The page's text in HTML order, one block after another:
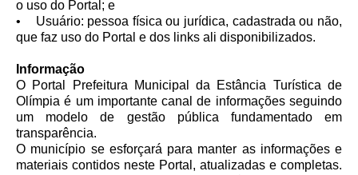
o uso do Portal; e
• Usuário: pessoa física ou jurídica, cadastrada ou não,
que faz uso do Portal e dos links ali disponibilizados.
Informação
O Portal Prefeitura Municipal da Estância Turística de
Olímpia é um importante canal de informações seguindo
um modelo de gestão pública fundamentado em
transparência.
O município se esforçará para manter as informações e
materiais contidos neste Portal, atualizadas e completas.